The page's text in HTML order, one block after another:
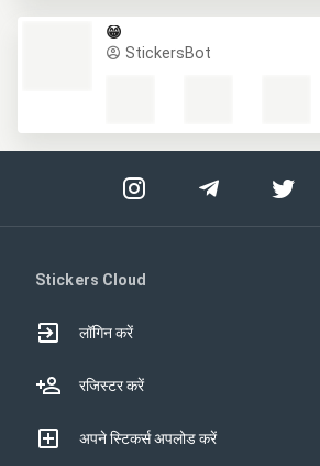
😁
StickersBot
Stickers Cloud
लॉगिन करें
रजिस्टर करें
अपने स्टिकर्स अपलोड करें